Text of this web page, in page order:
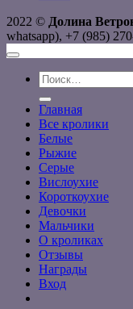
2022 © Долина
whatsapp), +7 (985)
Искать:
Главная
Все кролики
Белые
Рыжие
Серые
Вислоухие
Короткоухие
Девочки
Мальчики
О кроликах
Отзывы
Награды
Вход